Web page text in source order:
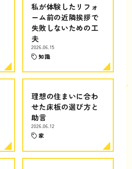
私が体験したリフォ
ーム前の近隣挨拶で
失敗しないための工
夫
2026.06.15
知識
理想の住まいに合わ
せた床板の選び方と
助言
2026.06.12
家